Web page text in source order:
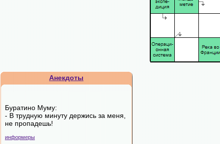
Анекдоты
Буратино Муму:
- В трудную минуту держись за меня,
не пропадешь!
информеры